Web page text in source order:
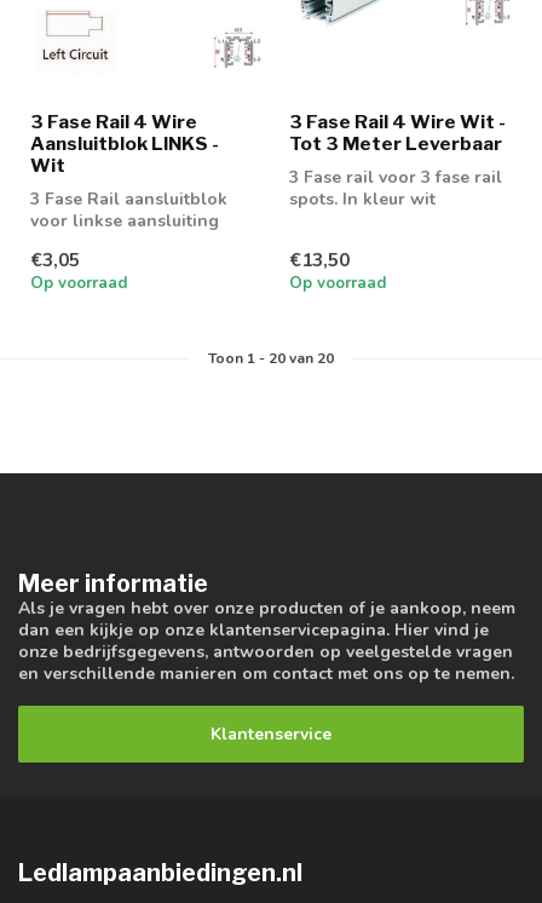
3 Fase Rail 4 Wire
Aansluitblok LINKS -
Wit
3 Fase Rail aansluitblok
voor linkse aansluiting
€3,05
Op voorraad
3 Fase Rail 4 Wire Wit -
Tot 3 Meter Leverbaar
3 Fase rail voor 3 fase rail
spots. In kleur wit
€13,50
Op voorraad
Toon 1 - 20van 20
Meer informatie
Als je vragen hebt over onze producten of je aankoop, neem
dan een kijkje op onze klantenservicepagina. Hier vind je
onze bedrijfsgegevens, antwoorden op veelgestelde vragen
en verschillende manieren om contact met ons op te nemen.
Klantenservice
Ledlampaanbiedingen.nl